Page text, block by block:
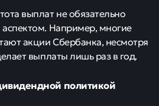
выплат не обязательно
аспектом. Например, многие
акции Сбербанка, несмотря
выплаты лишь раз в год.
политикой